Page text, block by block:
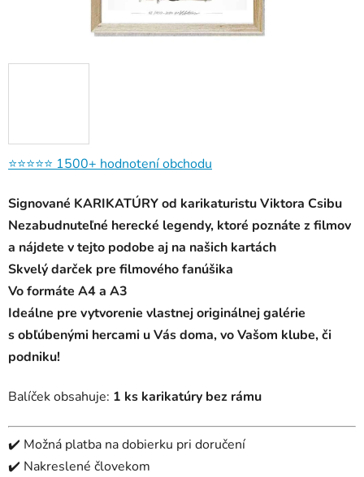
⭐⭐⭐⭐⭐ 1500+ hodnotení obchodu
Signované KARIKATÚRY od karikaturistu Viktora Csibu
Nezabudnuteľné herecké legendy, ktoré poznáte z filmov
a nájdete v tejto podobe aj na našich kartách
Skvelý darček pre filmového fanúšika
Vo formáte A4 a A3
Ideálne pre vytvorenie vlastnej originálnej galérie
s obľúbenými hercami u Vás doma, vo Vašom klube, či
podniku!
Balíček obsahuje: 1 ks karikatúry bez rámu
✔️ Možná platba na dobierku pri doručení
✔️ Nakreslené človekom